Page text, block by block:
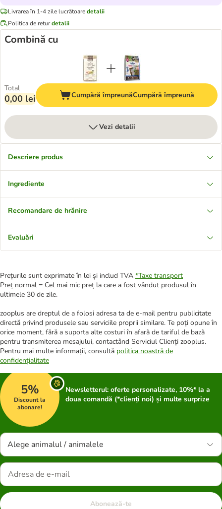
Livrarea în 1-4 zile lucrătoaredetalii
Politica de returdetalii
Combină cu
Total
0,00 lei Cumpără împreunăCumpără împreună
Vezi detalii
Descriere produs
Ingrediente
Recomandare de hrănire
Evaluări
Prețurile sunt exprimate în lei și includ TVA *Taxe transport
Preț normal = Cel mai mic preț la care a fost vândut produsul în
ultimele 30 de zile.
zooplus are dreptul de a folosi adresa ta de e-mail pentru publicitate
directă privind produsele sau serviciile proprii similare. Te poți opune în
orice moment, fără a suporta alte costuri în afară de tariful de bază
pentru transmiterea mesajului, contactând Serviciul Clienți zooplus.
Pentru mai multe informații, consultă politica noastră de
confidențialitate
5%
Discount la
abonare!
Newsletterul: oferte personalizate, 10%* la a
doua comandă (*clienți noi) și multe surprize
Alege animalul / animalele
Abonează-te